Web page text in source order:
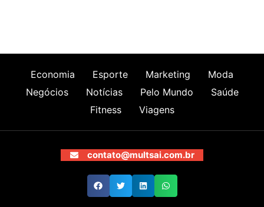
Economia Esporte Marketing
Moda
Negócios
Notícias Pelo Mundo
Saúde
Fitness
Viagens
contato@multsai.com.br